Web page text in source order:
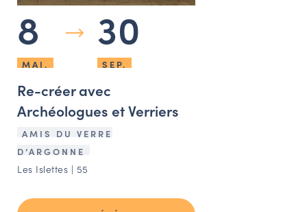
8
MAI.
30
SEP.
Re-créer avec
Archéologues et Verriers
AMIS DU VERRE
D’ARGONNE
Les Islettes | 55